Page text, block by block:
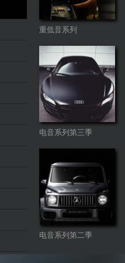
重低音系列
电音系列第三季
电音系列第二季